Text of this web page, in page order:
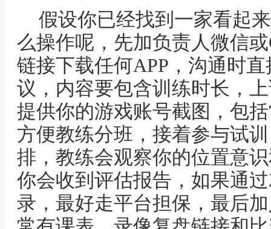
假设你已经找到一家看起
么操作呢，先加负责人微信
链接下载任何APP，沟通时
议，内容要包含训练时长，
提供你的游戏账号截图，包
方便教练分班，接着参与试
排，教练会观察你的位置意
你会收到评估报告，如果通
录，最好走平台担保，最后